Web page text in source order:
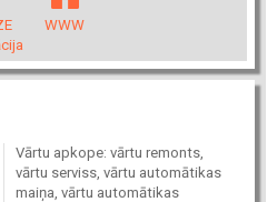
WWW
Vārtu apkope: vārtu remonts,
vārtu serviss, vārtu automātikas
maiņa, vārtu automātikas